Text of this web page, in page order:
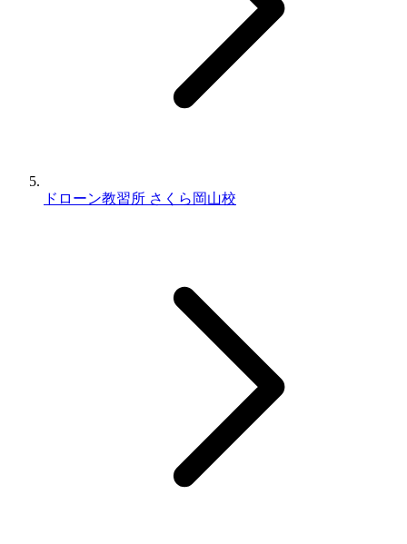
ドローン教習所 さくら岡山校